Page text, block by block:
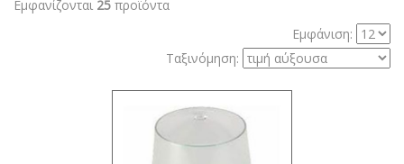
Εμφανίζονται 25 προϊόντα
Εμφάνιση:
Ταξινόμηση: